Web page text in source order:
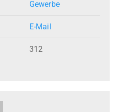
Gewerbe
E-Mail
312